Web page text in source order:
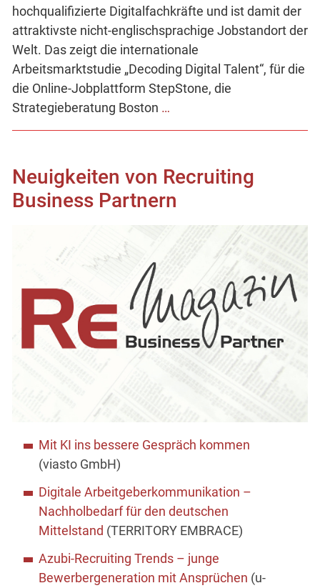
hochqualifizierte Digitalfachkräfte und ist damit der
attraktivste nicht-englischsprachige Jobstandort der
Welt. Das zeigt die internationale
Arbeitsmarktstudie „Decoding Digital Talent“, für die
die Online-Jobplattform StepStone, die
Strategieberatung Boston …
Neuigkeiten von Recruiting
Business Partnern
Mit KI ins bessere Gespräch kommen
(viasto GmbH)
Digitale Arbeitgeberkommunikation –
Nachholbedarf für den deutschen
Mittelstand (TERRITORY EMBRACE)
Azubi-Recruiting Trends – junge
Bewerbergeneration mit Ansprüchen (u-